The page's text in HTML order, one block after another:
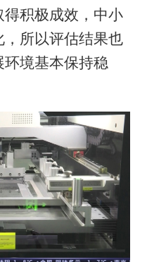
得积极成效，中小
所以评估结果也
境基本保持稳